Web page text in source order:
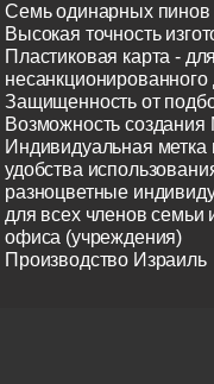
Семь одинарных пинов
Высокая точность
Пластиковая карта -
Защищенность от
Возможность
Индивидуальная метка
удобства
разноцветные
для всех членов семьи
офиса (учреждения)
Производство Израиль